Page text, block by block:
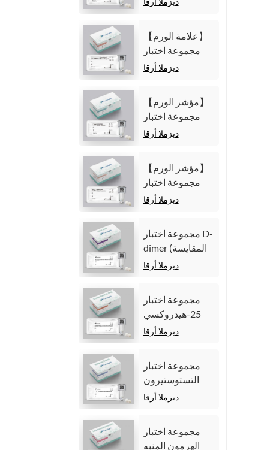
الكيميائية الضوئية
【علامة الورم】
مجموعة اختبار
Cytokeratin19
الكيميائية الضوئية
ديزملا أرقا
【مؤشر الورم】
مجموعة اختبار
ألفا فيتوبروتين
الضوئية
المتجانسة)
ديزملا أرقا
【مؤشر الورم】
مجموعة اختبار
مستضد السرطان
الكيميائية الضوئية
المتجانسة)
ديزملا أرقا
مجموعة اختبار D-
dimer (المقايسة
المناعية للتألق
ديزملا أرقا
مجموعة اختبار
25-هيدروكسي
فيتامين د (مقايسة
ديزملا أرقا
مجموعة اختبار
التستوستيرون
(المقايسة المناعية
ديزملا أرقا
مجموعة اختبار
الهرمون المنبه